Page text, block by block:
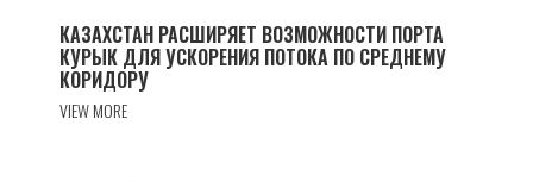
КАЗАХСТАН РАСШИРЯЕТ ВОЗМОЖНОСТИ ПОРТА
КУРЫК ДЛЯ УСКОРЕНИЯ ПОТОКА ПО СРЕДНЕМУ
КОРИДОРУ
VIEW MORE